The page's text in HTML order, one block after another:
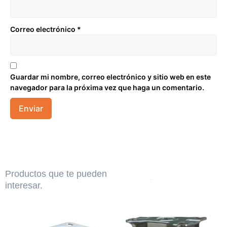
Correo electrónico *
Guardar mi nombre, correo electrónico y sitio web en este
navegador para la próxima vez que haga un comentario.
Productos que te pueden
interesar.